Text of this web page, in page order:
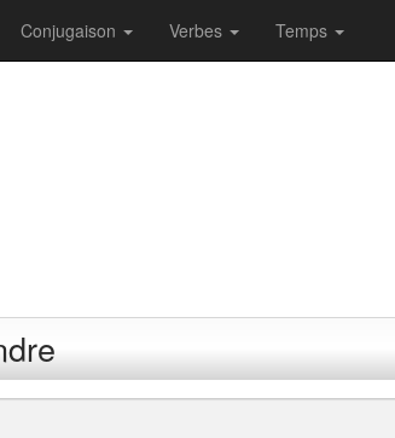
Conjugaison Verbes Temps